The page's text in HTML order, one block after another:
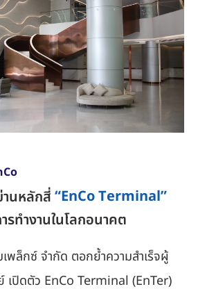
นหลักสี่
รทำงานในโลกอนาคต
พล็กซ์ จำกัด ตอกย้ำความสำเร็จผู้
ปิดตัว EnCo Terminal (EnTer)